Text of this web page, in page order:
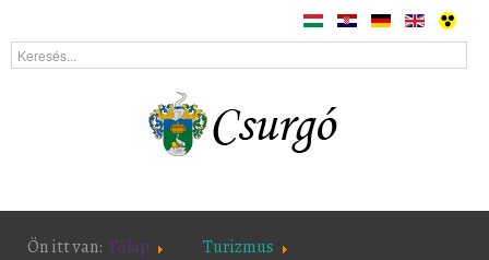
Ön itt van: Főlap
Turizmus